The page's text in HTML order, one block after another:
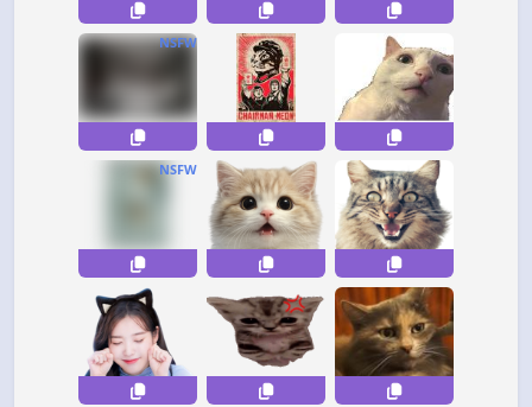
NSFW
NSFW